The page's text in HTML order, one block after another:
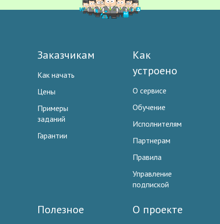
Заказчикам
Как начать
Цены
Примеры
заданий
Гарантии
Как
устроено
О сервисе
Обучение
Исполнителям
Партнерам
Правила
Управление
подпиской
Полезное О проекте